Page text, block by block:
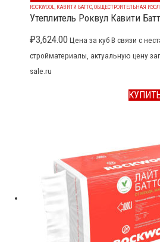
ROCKWOOL, КАВИТИ БАТТС,ОБЩЕСТРОИТЕЛЬНАЯ
Утеплитель Роквул Кавити
₽3,624.00 Цена за куб В связи с
стройматериалы, актуальную цену
sale.ru